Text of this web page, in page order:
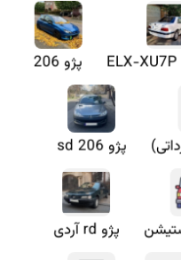
پژو 206
پژو 206 sd
پژو rd آردی